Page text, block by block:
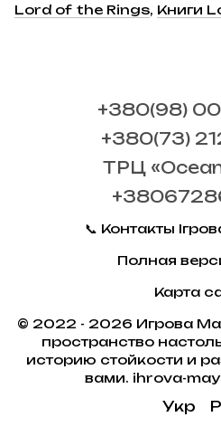
Lord of the Rings, Книги
+380(98)
+380(73)
ТРЦ
📞 Контакты
Полная
Карта
© 2022 - 2026 Игрова
пространство
историю стойкости и
вами. ihrova-
Укр